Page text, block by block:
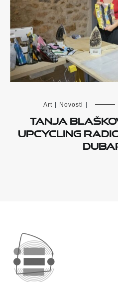
Art Novosti
Tanja
upcycling